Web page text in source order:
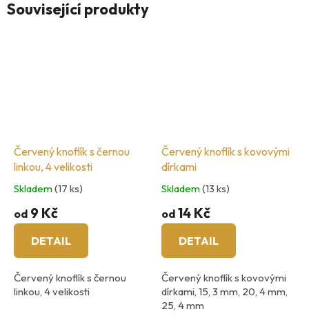
Související produkty
Červený knoflík s černou
linkou, 4 velikosti
Skladem(17 ks)
od 9 Kč
DETAIL
Červený knoflík s černou
linkou, 4 velikosti
Červený knoflík s kovovými
dírkami
Skladem(13 ks)
od 14 Kč
DETAIL
Červený knoflík s kovovými
dírkami, 15, 3 mm, 20, 4 mm,
25, 4 mm